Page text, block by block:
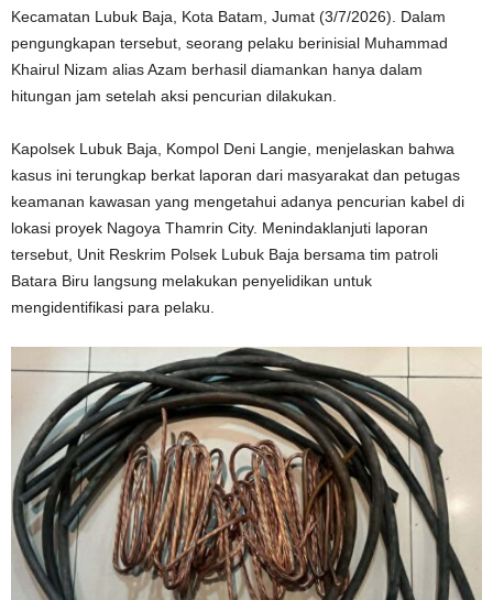
Kecamatan Lubuk Baja, Kota Batam, Jumat (3/7/2026). Dalam
pengungkapan tersebut, seorang pelaku berinisial Muhammad
Khairul Nizam alias Azam berhasil diamankan hanya dalam
hitungan jam setelah aksi pencurian dilakukan.
Kapolsek Lubuk Baja, Kompol Deni Langie, menjelaskan bahwa
kasus ini terungkap berkat laporan dari masyarakat dan petugas
keamanan kawasan yang mengetahui adanya pencurian kabel di
lokasi proyek Nagoya Thamrin City. Menindaklanjuti laporan
tersebut, Unit Reskrim Polsek Lubuk Baja bersama tim patroli
Batara Biru langsung melakukan penyelidikan untuk
mengidentifikasi para pelaku.